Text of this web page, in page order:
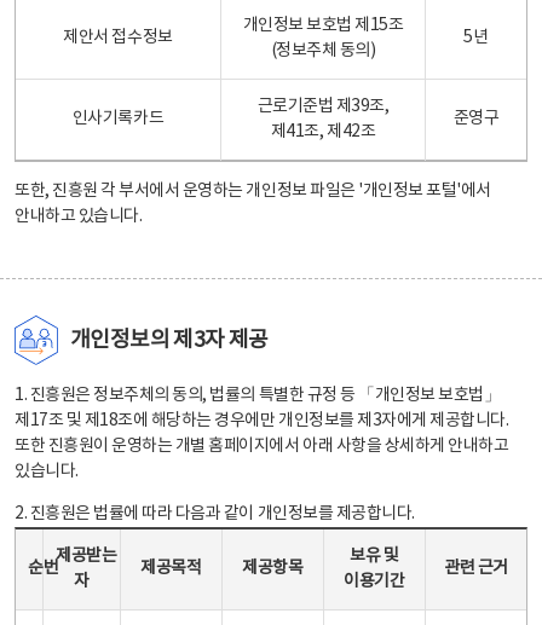
제안서 접수정보
개인정보 보호법 제15조
(정보주체 동의)
5년
인사기록카드
근로기준법 제39조,
제41조, 제42조
준영구
또한, 진흥원 각 부서에서 운영하는 개인정보 파일은 '개인정보 포털'에서
안내하고 있습니다.
개인정보의 제3자 제공
1. 진흥원은 정보주체의 동의, 법률의 특별한 규정 등 「개인정보 보호법」
제17조 및 제18조에 해당하는 경우에만 개인정보를 제3자에게 제공합니다.
또한 진흥원이 운영하는 개별 홈페이지에서 아래 사항을 상세하게 안내하고
있습니다.
2. 진흥원은 법률에 따라 다음과 같이 개인정보를 제공합니다.
순번
제공받는
자
제공목적 제공항목
보유 및
이용기간
관련 근거